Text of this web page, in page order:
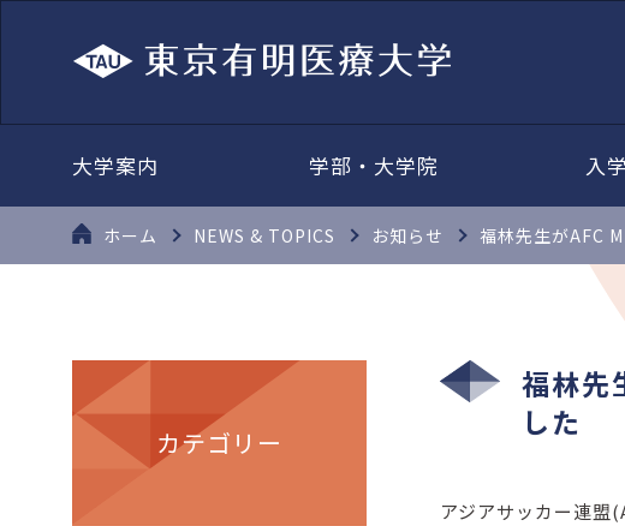
大学案内 学部・大学院 入
ホーム NEWS & TOPICS お知らせ 福林先生がAFC
カテゴリー
福林先
した
アジアサッカー連